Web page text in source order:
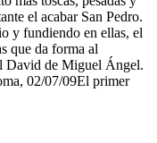
el acabar San Pedro.
y fundiendo en ellas, el
que da forma al
David de Miguel Ángel.
02/07/09El primer